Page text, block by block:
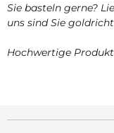
Sie basteln gerne?
uns sind Sie
Hochwertige